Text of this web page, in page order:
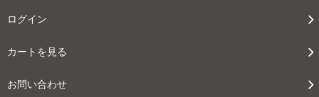
ログイン
カートを見る
お問い合わせ